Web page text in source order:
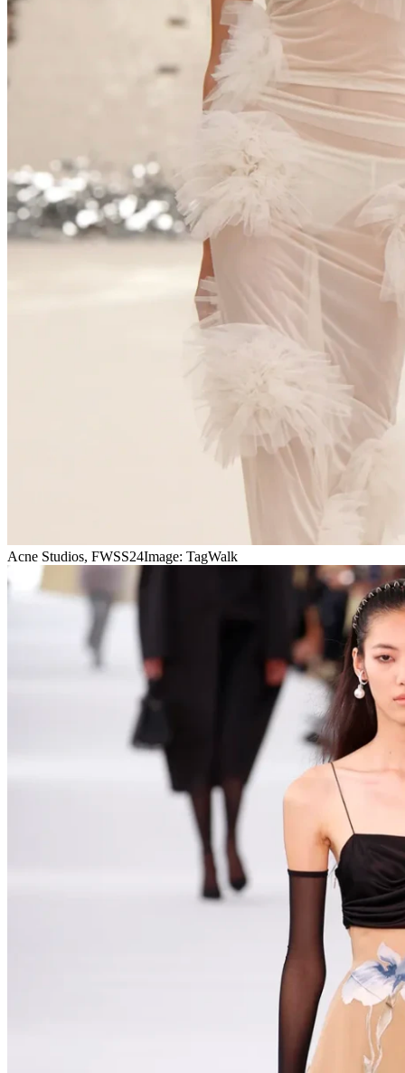
Acne Studios, FWSS24Image: TagWalk